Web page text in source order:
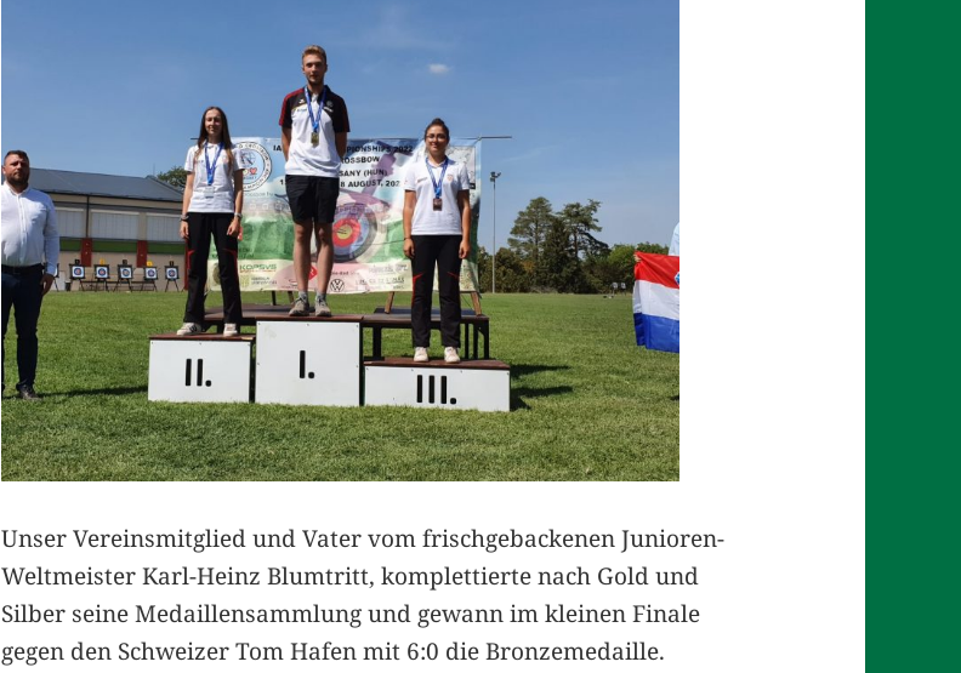
Unser Vereinsmitglied und Vater vom frischgebackenen Junioren-
Weltmeister Karl-Heinz Blumtritt, komplettierte nach Gold und
Silber seine Medaillensammlung und gewann im kleinen Finale
gegen den Schweizer Tom Hafen mit 6:0 die Bronzemedaille.